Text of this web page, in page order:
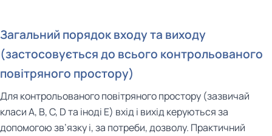
Загальний порядок входу та виходу
(застосовується до всього контрольованого
повітряного простору)
Для контрольованого повітряного простору (зазвичай
класи A, B, C, D та іноді E) вхід і вихід керуються за
допомогою зв’язку і, за потреби, дозволу. Практичний